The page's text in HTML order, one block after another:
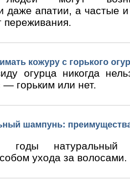
даже апатии, а частые
кожуру с горького
огурца никогда
— горьким или нет.
шампунь:
годы натуральный
ухода за волосами.